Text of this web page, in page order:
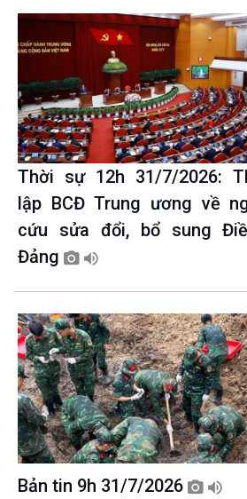
VOV1 đặc biệt
Thanh âm ký sự
Chân dung cuộc sống
Các chương trình đặc biệt
Thời sự 12h 31/7/2026:
lập BCĐ Trung ương về
cứu sửa đổi, bổ sung
Đảng
Bản tin 9h 31/7/2026